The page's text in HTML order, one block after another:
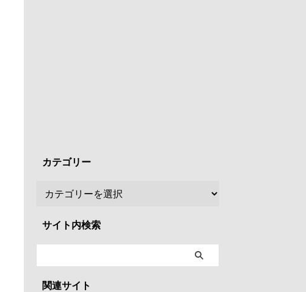
カテゴリー
サイト内検索
関連サイト